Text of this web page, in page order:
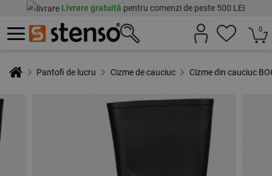
Livrare gratuită pentru comenzi de peste 500 LEI
0
Pantofi de lucru Cizme de cauciuc Cizme din cauciuc